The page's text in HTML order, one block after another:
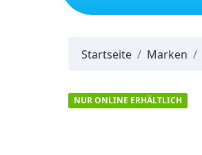
Startseite Marken
NUR ONLINE ERHÄLTLICH